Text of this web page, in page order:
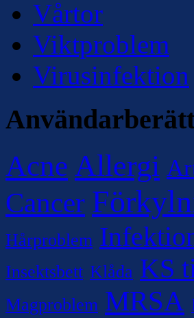
Vårtor
Viktproblem
Virusinfektion
Acne Allergi
Cancer
Hårproblem
Insektsbett Klåda KS
Magproblem MRSA